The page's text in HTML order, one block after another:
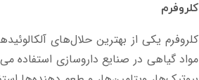
کلروفرم
کلروفرم یکی از بهترین حلال‌های
مواد گیاهی در صنایع داروسازی استفاده